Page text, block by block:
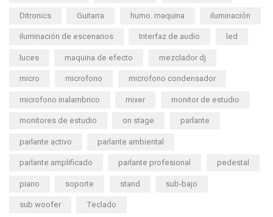
Ditronics Guitarra humo. maquina iluminación
iluminación de escenarios Interfaz de audio led
luces maquina de efecto mezclador dj
micro microfono microfono condensador
microfono inalambrico mixer monitor de estudio
monitores de estudio on stage parlante
parlante activo parlante ambiental
parlante amplificado parlante profesional pedestal
piano soporte stand sub-bajo
sub woofer Teclado